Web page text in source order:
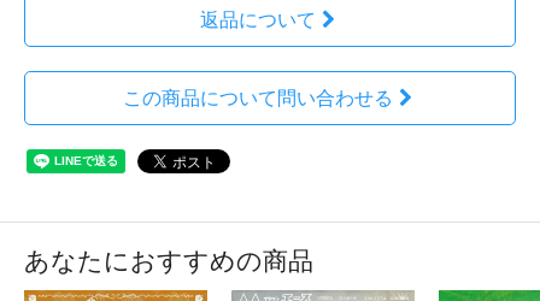
返品について
この商品について問い合わせる
あなたにおすすめの商品